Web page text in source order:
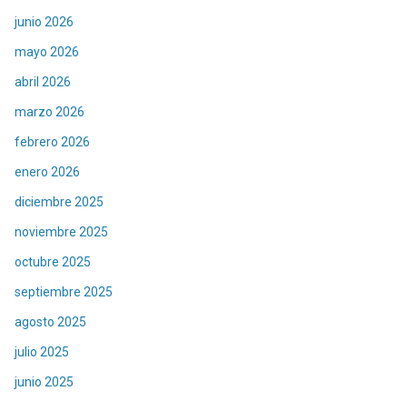
junio 2026
mayo 2026
abril 2026
marzo 2026
febrero 2026
enero 2026
diciembre 2025
noviembre 2025
octubre 2025
septiembre 2025
agosto 2025
julio 2025
junio 2025